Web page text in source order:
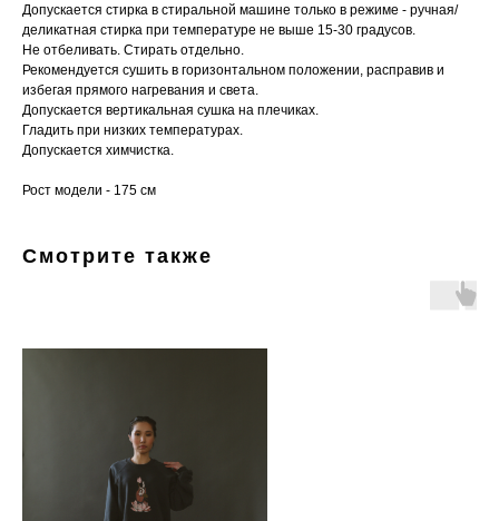
Допускается стирка в стиральной машине только в режиме - ручная/
деликатная стирка при температуре не выше 15-30 градусов.
Не отбеливать. Стирать отдельно.
Рекомендуется сушить в горизонтальном положении, расправив и
избегая прямого нагревания и света.
Допускается вертикальная сушка на плечиках.
Гладить при низких температурах.
Допускается химчистка.
Рост модели - 175 см
Смотрите также